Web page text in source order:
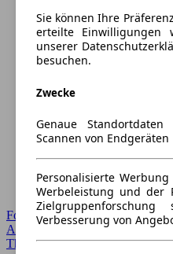
Forum Startseite
Alle Auto-Foren
Themen-Forum
Sie können Ihre
erteilte Einwilligungen
unserer
besuchen.
Zwecke
Genaue
Scannen von Endgeräten
Personalisierte
Werbeleistung und der
Verbesserung von